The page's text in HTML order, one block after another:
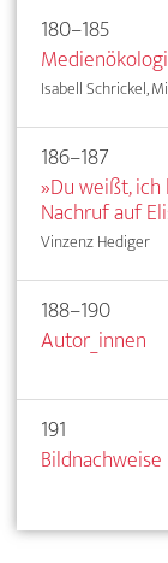
180–185
Isabell Schrickel,
186–187
»Du weißt,
Nachruf auf
Vinzenz Hediger
188–190
Autor_innen
191
Bildnachweise